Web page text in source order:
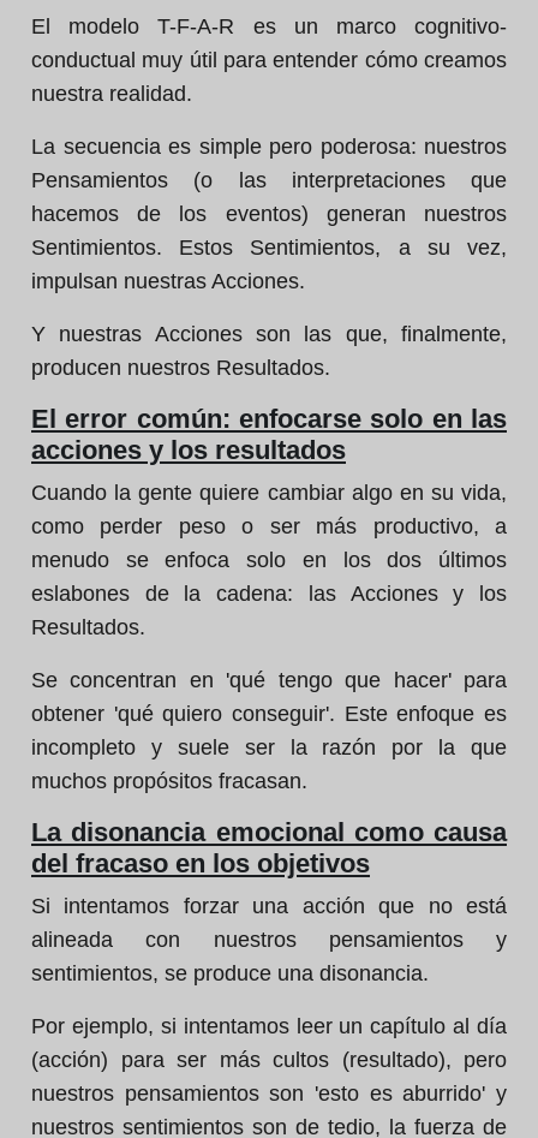
El modelo T-F-A-R es un marco cognitivo-
conductual muy útil para entender cómo creamos
nuestra realidad.
La secuencia es simple pero poderosa: nuestros
Pensamientos (o las interpretaciones que
hacemos de los eventos) generan nuestros
Sentimientos. Estos Sentimientos, a su vez,
impulsan nuestras Acciones.
Y nuestras Acciones son las que, finalmente,
producen nuestros Resultados.
El error común: enfocarse solo en las
acciones y los resultados
Cuando la gente quiere cambiar algo en su vida,
como perder peso o ser más productivo, a
menudo se enfoca solo en los dos últimos
eslabones de la cadena: las Acciones y los
Resultados.
Se concentran en 'qué tengo que hacer' para
obtener 'qué quiero conseguir'. Este enfoque es
incompleto y suele ser la razón por la que
muchos propósitos fracasan.
La disonancia emocional como causa
del fracaso en los objetivos
Si intentamos forzar una acción que no está
alineada con nuestros pensamientos y
sentimientos, se produce una disonancia.
Por ejemplo, si intentamos leer un capítulo al día
(acción) para ser más cultos (resultado), pero
nuestros pensamientos son 'esto es aburrido' y
nuestros sentimientos son de tedio, la fuerza de